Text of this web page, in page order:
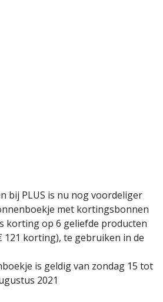
bij PLUS is nu nog voordeliger
met kortingsbonnen
korting op 6 geliefde producten
121 korting), te gebruiken in de
is geldig van zondag 15 tot
2021